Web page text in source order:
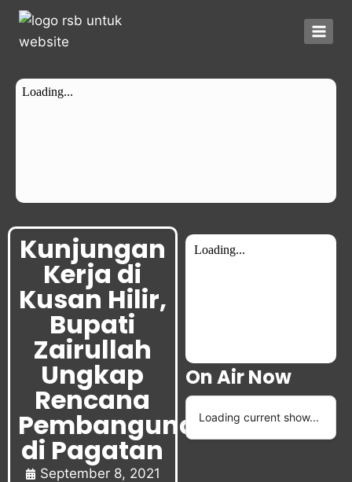
Kunjungan
Kerja di
Kusan Hilir,
Bupati
Zairullah
Ungkap
Rencana
Pembangunan
di Pagatan
September 8, 2021
On Air Now
Loading current show...